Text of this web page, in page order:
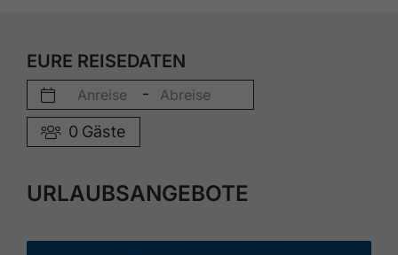
EURE REISEDATEN
-
0 Gäste
URLAUBSANGEBOTE